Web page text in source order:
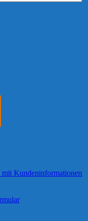
mit Kundeninformationen